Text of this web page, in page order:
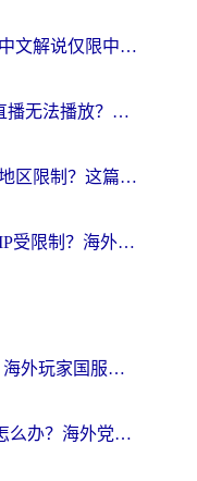
在澳大利亚看B站世界杯中文解说仅限中国大陆？这篇指南帮你打破限制看遍赛事
在海外看CCTV5世界杯直播无法播放？这篇指南让你和国内球迷同步呐喊
在韩国看B站世界杯直播地区限制？这篇指南让你告别“当前地区不可播放”
在越南看B站世界杯当前IP受限制？海外党体育观赛终极指南来了
国外可不可以打逆水寒？海外玩家国服畅玩终极指南（附漫威荒野乱斗加速方案）
在国外玩拳皇98OL延迟怎么办？海外党亲测有效的低延迟指南